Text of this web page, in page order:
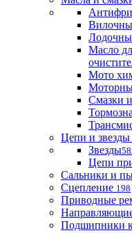
Масло
Мото
Смазки
Цепи и звезды
Звезды
Цепи
Сальники и
Сцепление 198
Приводные
Подшипники